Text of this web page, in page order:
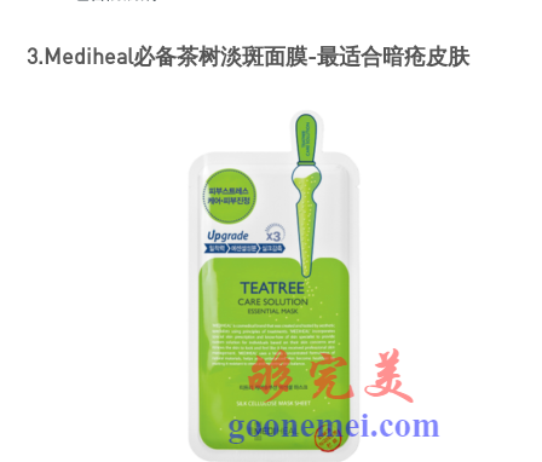
3.Mediheal必备茶树淡斑面膜-最适合暗疮皮肤